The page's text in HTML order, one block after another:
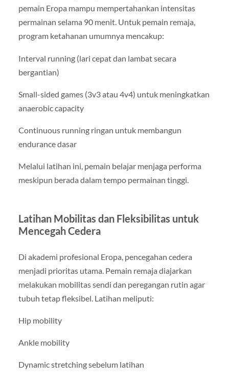
pemain Eropa mampu mempertahankan intensitas
permainan selama 90 menit. Untuk pemain remaja,
program ketahanan umumnya mencakup:
Interval running (lari cepat dan lambat secara
bergantian)
Small-sided games (3v3 atau 4v4) untuk meningkatkan
anaerobic capacity
Continuous running ringan untuk membangun
endurance dasar
Melalui latihan ini, pemain belajar menjaga performa
meskipun berada dalam tempo permainan tinggi.
Latihan Mobilitas dan Fleksibilitas untuk
Mencegah Cedera
Di akademi profesional Eropa, pencegahan cedera
menjadi prioritas utama. Pemain remaja diajarkan
melakukan mobilitas sendi dan peregangan rutin agar
tubuh tetap fleksibel. Latihan meliputi:
Hip mobility
Ankle mobility
Dynamic stretching sebelum latihan